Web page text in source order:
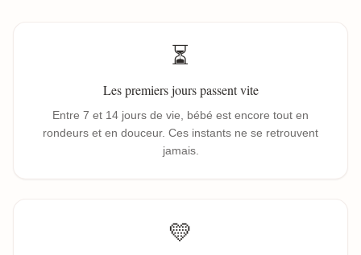
⏳
Les premiers jours passent vite
Entre 7 et 14 jours de vie, bébé est encore tout en
rondeurs et en douceur. Ces instants ne se retrouvent
jamais.
💛